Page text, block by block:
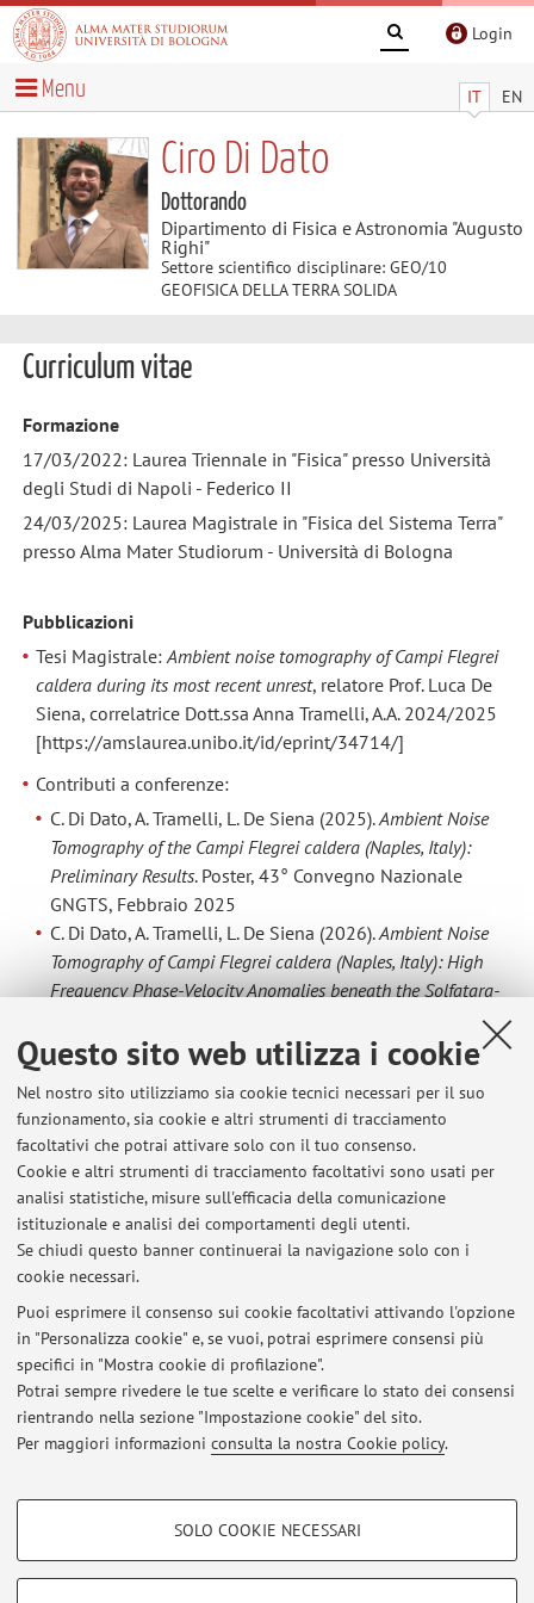
Questo sito web utilizza i cookie
Nel nostro sito utilizziamo sia cookie tecnici necessari per il suo
funzionamento, sia cookie e altri strumenti di tracciamento
facoltativi che potrai attivare solo con il tuo consenso.
Cookie e altri strumenti di tracciamento facoltativi sono usati per
analisi statistiche, misure sull'efficacia della comunicazione
istituzionale e analisi dei comportamenti degli utenti.
Se chiudi questo banner continuerai la navigazione solo con i
cookie necessari.
Puoi esprimere il consenso sui cookie facoltativi attivando l'opzione
in "Personalizza cookie" e, se vuoi, potrai esprimere consensi più
specifici in "Mostra cookie di profilazione".
Potrai sempre rivedere le tue scelte e verificare lo stato dei consensi
rientrando nella sezione "Impostazione cookie" del sito.
Per maggiori informazioni consulta la nostra Cookie policy.
COOKIE DI PROFILAZIONE - FACOLTATIVI
SOLO COOKIE NECESSARI
Login
IT EN
Menu
Ciro Di Dato
Dottorando
Dipartimento di Fisica e Astronomia "Augusto
Righi"
Settore scientifico disciplinare: GEO/10
GEOFISICA DELLA TERRA SOLIDA
Curriculum vitae
Formazione
17/03/2022: Laurea Triennale in "Fisica" presso Università
degli Studi di Napoli - Federico II
24/03/2025: Laurea Magistrale in "Fisica del Sistema Terra"
presso Alma Mater Studiorum - Università di Bologna
Pubblicazioni
Tesi Magistrale:Ambient noise tomography of Campi Flegrei
caldera during its most recent unrest, relatore Prof. Luca De
Siena, correlatrice Dott.ssa Anna Tramelli, A.A. 2024/2025
[https://amslaurea.unibo.it/id/eprint/34714/]
Contributi a conferenze:
C. Di Dato, A. Tramelli, L. De Siena (2025).Ambient Noise
Tomography of the Campi Flegrei caldera (Naples, Italy):
Preliminary Results. Poster, 43° Convegno Nazionale
GNGTS, Febbraio 2025
C. Di Dato, A. Tramelli, L. De Siena (2026).Ambient Noise
Tomography of Campi Flegrei caldera (Naples, Italy): High
Frequency Phase-Velocity Anomalies beneath the Solfatara-
. Presentazione orale, 44°
Convegno Nazionale GNGTS, Febbraio 2026.
Tomography of Campi Flegrei caldera (Naples, Italy): High
Frequency Phase-Velocity Anomalies beneath the Solfatara-
Pisciarelli Hydrothermal System . Poster, EGU General
Assembly 2026, Maggio 2026. DOI: 10.5194/egusphere-
egu26-13821 [https://doi.org/10.5194/egusphere-
egu26-13821]
Ultimi avvisi
Al momento non sono presenti avvisi.
Area riservata
Accedi tramiteloginper gestire tutti i contenuti del sito.